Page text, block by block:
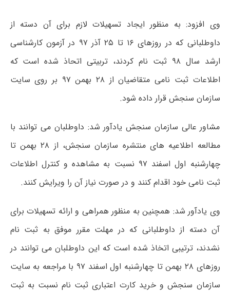
وی افزود: به منظور ایجاد تسهیلات لازم برای آن دسته از
داوطلبانی که در روزهای ۱۶ تا ۲۵ آذر ۹۷ در آزمون کارشناسی
ارشد سال ۹۸ ثبت نام کردند، تربیتی اتحاذ شده است که
اطلاعات ثبت نامی متقاضیان از ۲۸ بهمن ۹۷ بر روی سایت
سازمان سنجش قرار داده شود.
مشاور عالی سازمان سنجش یادآور شد: داوطلبان می توانند با
مطالعه اطلاعیه های منتشره سازمان سنجش، از ۲۸ بهمن تا
چهارشنبه اول اسفند ۹۷ نسبت به مشاهده و کنترل اطلاعات
ثبت نامی خود اقدام کنند و در صورت نیاز آن را ویرایش کنند.
وی یادآور شد: همچنین به منظور همراهی و ارائه تسهیلات برای
آن دسته از داوطلبانی که در مهلت مقرر موفق به ثبت نام
نشدند، ترتیبی اتخاذ شده است که این داوطلبان می توانند در
روزهای ۲۸ بهمن تا چهارشنبه اول اسفند ۹۷ با مراجعه به سایت
سازمان سنجش و خرید کارت اعتباری ثبت نام نسبت به ثبت